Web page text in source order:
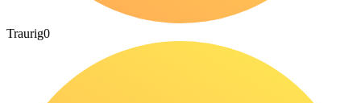
Traurig0